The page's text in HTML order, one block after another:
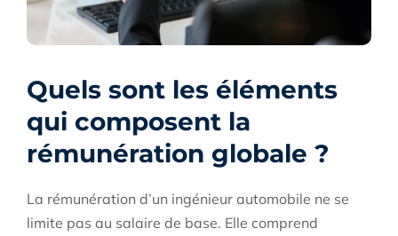
Quels sont les éléments
qui composent la
rémunération globale ?
La rémunération d’un ingénieur automobile ne se
limite pas au salaire de base. Elle comprend